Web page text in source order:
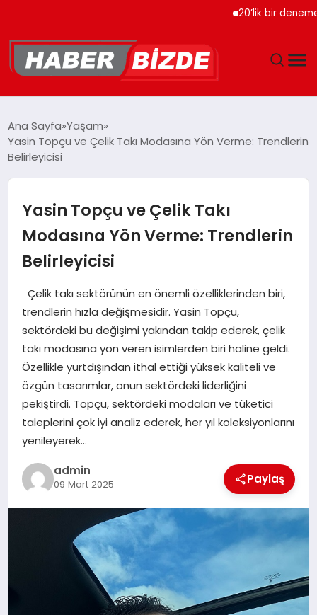
20’lik bir deneme
YAŞAM
MAGAZIN
SPOR
TEKNOLOJI
Ana Sayfa Yaşam
Yasin Topçu ve Çelik Takı Modasına Yön Verme: Trendlerin
Belirleyicisi
Yasin Topçu ve Çelik Takı
Modasına Yön Verme: Trendlerin
Belirleyicisi
Çelik takı sektörünün en önemli özelliklerinden biri,
trendlerin hızla değişmesidir. Yasin Topçu,
sektördeki bu değişimi yakından takip ederek, çelik
takı modasına yön veren isimlerden biri haline geldi.
Özellikle yurtdışından ithal ettiği yüksek kaliteli ve
özgün tasarımlar, onun sektördeki liderliğini
pekiştirdi. Topçu, sektördeki modaları ve tüketici
taleplerini çok iyi analiz ederek, her yıl koleksiyonlarını
yenileyerek…
admin
09 Mart 2025 Paylaş